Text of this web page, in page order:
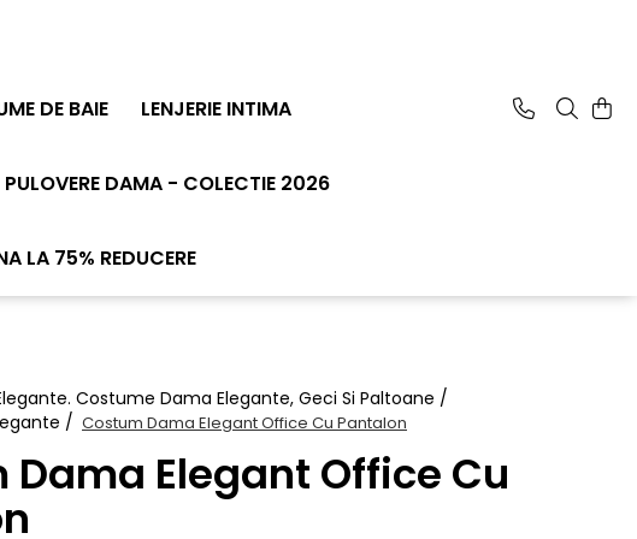
DE BAIE LENJERIE INTIMA
PULOVERE DAMA - COLECTIE 2026
LA 75% REDUCERE
Elegante. Costume Dama Elegante, Geci Si Paltoane /
/ Costum Dama Elegant Office Cu Pantalon
Dama Elegant Office Cu